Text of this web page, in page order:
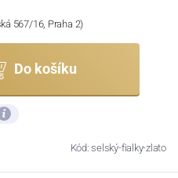
567/16, Praha 2)
Do košíku
Kód: selský-fialky-zlato